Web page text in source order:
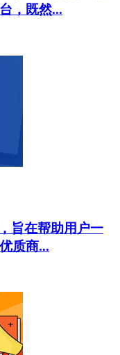
，既然...
旨在帮助用户一
质商...